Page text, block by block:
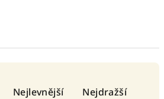
Nejlevnější Nejdražší